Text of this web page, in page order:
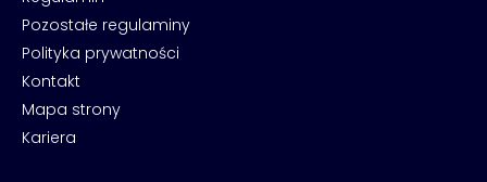
Pozostałe regulaminy
Polityka prywatności
Kontakt
Mapa strony
Kariera